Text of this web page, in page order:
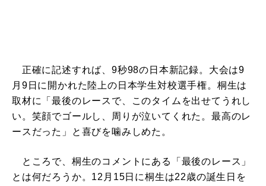
正確に記述すれば、9秒98の日本新記録。大会は9
月9日に開かれた陸上の日本学生対校選手権。桐生は
取材に「最後のレースで、このタイムを出せてうれし
い。笑顔でゴールし、周りが泣いてくれた。最高のレ
ースだった」と喜びを噛みしめた。
ところで、桐生のコメントにある「最後のレース」
とは何だろうか。12月15日に桐生は22歳の誕生日を